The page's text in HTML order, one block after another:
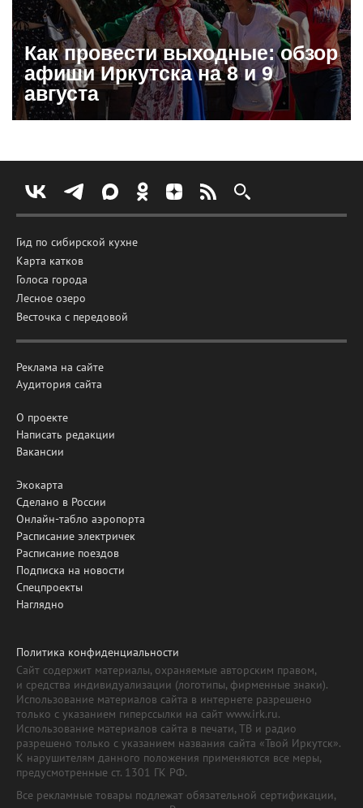
Как провести выходные: обзор
афиши Иркутска на 8 и 9
августа
Гид по сибирской кухне
Карта катков
Голоса города
Лесное озеро
Весточка с передовой
Реклама на сайте
Аудитория сайта
О проекте
Написать редакции
Вакансии
Экокарта
Сделано в России
Онлайн-табло аэропорта
Расписание электричек
Расписание поездов
Подписка на новости
Спецпроекты
Наглядно
Политика конфиденциальности
Сайт содержит материалы, охраняемые авторским правом,
и средства индивидуализации (логотипы, фирменные знаки).
Использование материалов сайта в интернете разрешено
только с указанием гиперссылки на сайт www.irk.ru.
Использование материалов сайта в печати, ТВ и радио
разрешено только с указанием названия сайта «Твой Иркутск».
К нарушителям данного положения применяются все меры,
предусмотренные ст. 1301 ГК РФ.
Все рекламные товары подлежат обязательной сертификации,